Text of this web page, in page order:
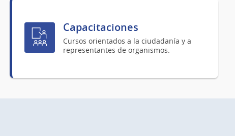
Capacitaciones
Cursos orientados a la ciudadanía y a
representantes de organismos.